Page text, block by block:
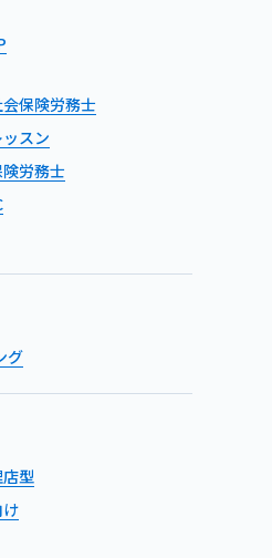
保険労務士
スン
労務士
グ
型